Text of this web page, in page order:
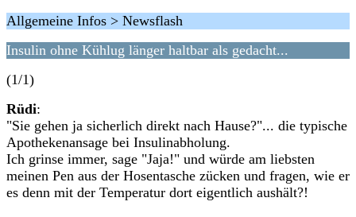
Allgemeine Infos > Newsflash
Insulin ohne Kühlug länger haltbar als gedacht...
(1/1)
Rüdi:
"Sie gehen ja sicherlich direkt nach Hause?"... die typische
Apothekenansage bei Insulinabholung.
Ich grinse immer, sage "Jaja!" und würde am liebsten
meinen Pen aus der Hosentasche zücken und fragen, wie er
es denn mit der Temperatur dort eigentlich aushält?!